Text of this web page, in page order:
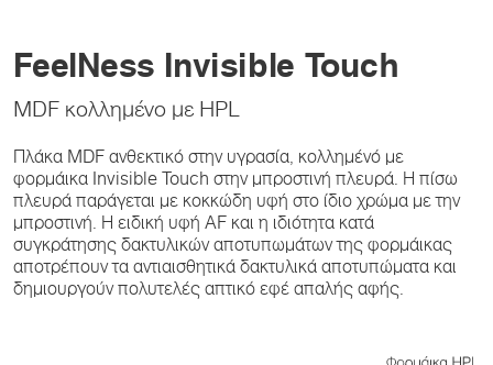
FeelNess Invisible Touch
MDF κολλημένο με HPL
Πλάκα MDF ανθεκτικό στην υγρασία, κολλημένό με
φορμάικα Invisible Touch στην μπροστινή πλευρά. Η πίσω
πλευρά παράγεται με κοκκώδη υφή στο ίδιο χρώμα με την
μπροστινή. Η ειδική υφή AF και η ιδιότητα κατά
συγκράτησης δακτυλικών αποτυπωμάτων της φορμάικας
αποτρέπουν τα αντιαισθητικά δακτυλικά αποτυπώματα και
δημιουργούν πολυτελές απτικό εφέ απαλής αφής.